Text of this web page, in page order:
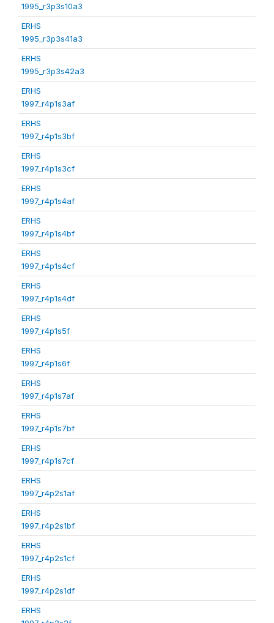
1995_r3p3s10a3
ERHS
1995_r3p3s41a3
ERHS
1995_r3p3s42a3
ERHS
1997_r4p1s3af
ERHS
1997_r4p1s3bf
ERHS
1997_r4p1s3cf
ERHS
1997_r4p1s4af
ERHS
1997_r4p1s4bf
ERHS
1997_r4p1s4cf
ERHS
1997_r4p1s4df
ERHS
1997_r4p1s5f
ERHS
1997_r4p1s6f
ERHS
1997_r4p1s7af
ERHS
1997_r4p1s7bf
ERHS
1997_r4p1s7cf
ERHS
1997_r4p2s1af
ERHS
1997_r4p2s1bf
ERHS
1997_r4p2s1cf
ERHS
1997_r4p2s1df
ERHS